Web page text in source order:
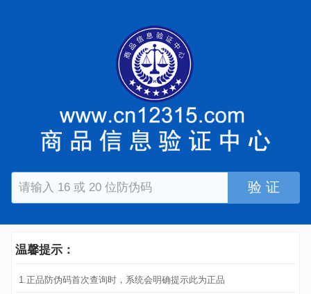
验 证
温馨提示：
1.正品防伪码首次查询时，系统会明确提示此为正品